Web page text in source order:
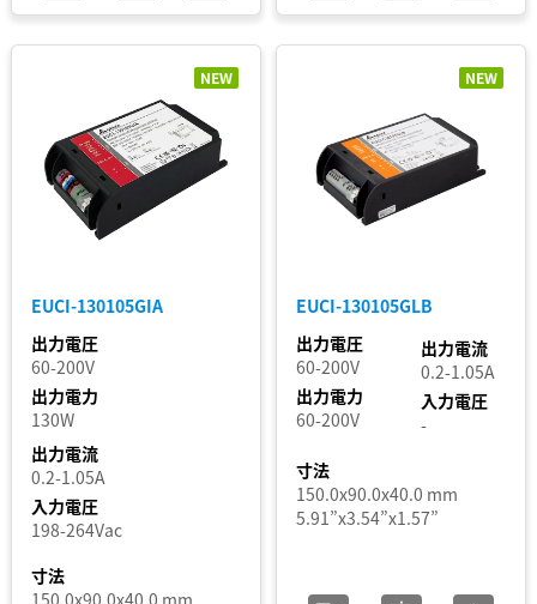
NEW
EUCI-130105GIA
出力電圧
60-200V
出力電力
130W
出力電流
0.2-1.05A
入力電圧
198-264Vac
寸法
150.0x90.0x40.0 mm
NEW
EUCI-130105GLB
出力電圧
60-200V
出力電力
60-200V
出力電流
0.2-1.05A
入力電圧
-
寸法
150.0x90.0x40.0 mm
5.91”x3.54”x1.57”